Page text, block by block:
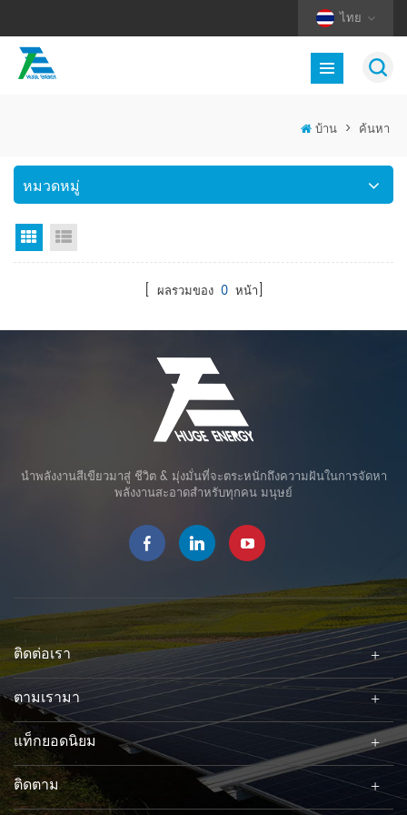
ไทย
บ้าน > ค้นหา
หมวดหมู่
มุมมองตาราง
[ ผลรวมของ 0หน้า]
นำพลังงานสีเขียวมาสู่ ชีวิต & มุ่งมั่นที่จะตระหนักถึงความฝันในการจัดหา
พลังงานสะอาดสำหรับทุกคน มนุษย์
ติดต่อเรา
ตามเรามา
แท็กยอดนิยม
ติดตาม